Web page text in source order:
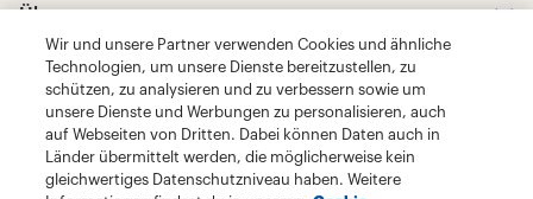
Wir und unsere Partner verwenden Cookies und ähnliche
Technologien, um unsere Dienste bereitzustellen, zu
schützen, zu analysieren und zu verbessern sowie um
unsere Dienste und Werbungen zu personalisieren, auch
auf Webseiten von Dritten. Dabei können Daten auch in
Länder übermittelt werden, die möglicherweise kein
gleichwertiges Datenschutzniveau haben. Weitere